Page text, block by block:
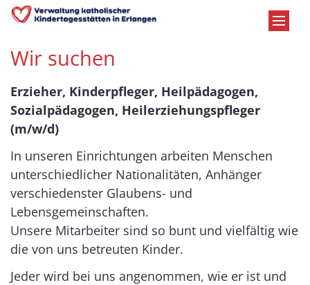
Zum Inhalt springen
Wir suchen
Erzieher, Kinderpfleger, Heilpädagogen,
Sozialpädagogen, Heilerziehungspfleger
(m/w/d)
In unseren Einrichtungen arbeiten Menschen
unterschiedlicher Nationalitäten, Anhänger
verschiedenster Glaubens- und
Lebensgemeinschaften.
Unsere Mitarbeiter sind so bunt und vielfältig wie
die von uns betreuten Kinder.
Jeder wird bei uns angenommen, wie er ist und